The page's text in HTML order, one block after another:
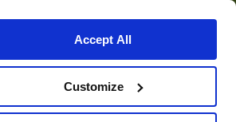
Accept All
Customize